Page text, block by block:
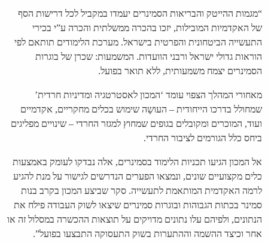
“מגמות ההייטק והבריאות הסמינרים יעמדו במקביל לכל דרישות הסף
של האקדמיות המובילות, יזכו בהכרה ממשלתית והכרה ע”י בכירי
התעשייה הביטחונית והפרטית בישראל. מערכת הלימודים תותאם לפי
הוראות גדולי ישראל ורבני הוועדות. המשמעות: שכרן של בוגרות
הסמינרים יצמח משמעותית, ללא תואר בפועל.
מאחורי המהלך הצפוי עומד ‘המכון לאסטרטגיה ומדיניות חרדית’
שמחולל בדרכו הייחודית – העושָה שימוש בכלים מחקריים, אקדמיים
ועוד, המוכרים ומקובלים בגופים שמחוץ למגזר החרדי – שינויים מפליגים
ביחס כלל הגורמים לציבור החרדי.
אל המכון הגיעו תכניות הלימוד בסמינרים, אלה נבדקו לעומק באמצעות
כלים מקצועיים שונים, ונמצאו הפערים הנדרשים לגישור על מנת להגיע
לרמה האקדמית המותאמת לתעשייה. סקר שביצע המכון בקרב בנות
סמינר בכתות הגבוהות ובוגרות סמינרים שיצאו לשוק העבודה פילח את
הנתונים, ולפיהם עלו נתונים מדויקים על תוצאות ההכשרה במסלול זה או
אחר וכיצד ההשמה וההתערות בשוק התעסוקה התבצעו בפועל”.